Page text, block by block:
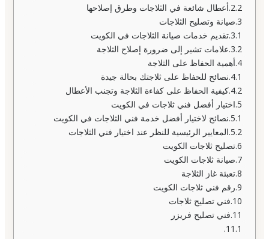
أعطال شائعة في الثلاجات وطرق إصلاحها
صيانة وتصليح الثلاجات
تقديم خدمات صيانة الثلاجات في الكويت
علامات تشير إلى ضرورة إصلاح الثلاجة
أهمية الحفاظ على الثلاجة
نصائح للحفاظ على ثلاجتك بحالة جيدة
كيفية الحفاظ على كفاءة الثلاجة وتجنب الأعطال
اختيار أفضل فني ثلاجات في الكويت
نصائح لاختيار أفضل خدمة فني الثلاجات في الكويت
المعايير الرئيسية للنظر عند اختيار فني الثلاجات
تصليح ثلاجات الكويت
صيانة ثلاجات الكويت
تعبئة غاز الثلاجة
رقم فني ثلاجات الكويت
فني تصليح ثلاجات
فني تصليح فريزر